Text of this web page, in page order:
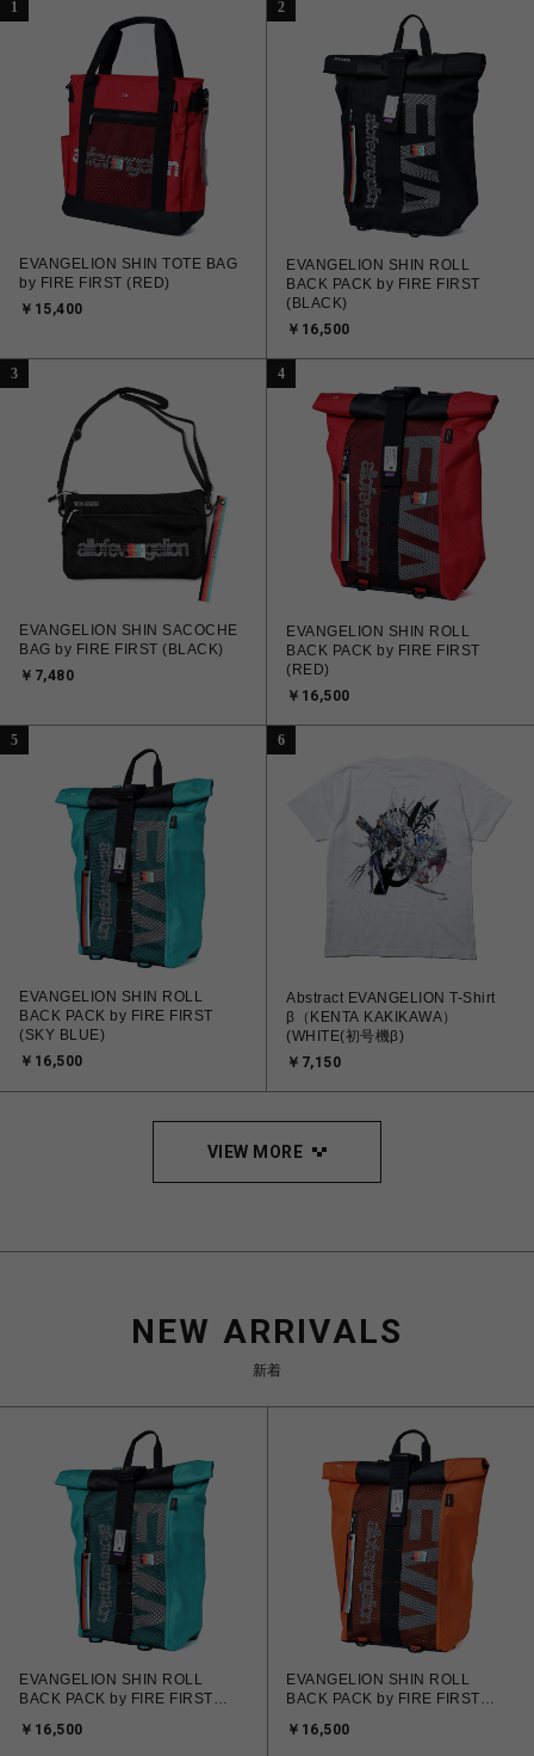
1
EVANGELION SHIN TOTE BAG
by FIRE FIRST (RED)
￥15,400
2
EVANGELION SHIN ROLL
BACK PACK by FIRE FIRST
(BLACK)
￥16,500
3
EVANGELION SHIN SACOCHE
BAG by FIRE FIRST (BLACK)
￥7,480
4
EVANGELION SHIN ROLL
BACK PACK by FIRE FIRST
(RED)
￥16,500
5
EVANGELION SHIN ROLL
BACK PACK by FIRE FIRST
(SKY BLUE)
￥16,500
6
Abstract EVANGELION T-Shirt
β（KENTA KAKIKAWA）
(WHITE(初号機β)
￥7,150
VIEW MORE
NEW ARRIVALS
新着
EVANGELION SHIN ROLL
BACK PACK by FIRE FIRST
￥16,500
EVANGELION SHIN ROLL
BACK PACK by FIRE FIRST
￥16,500